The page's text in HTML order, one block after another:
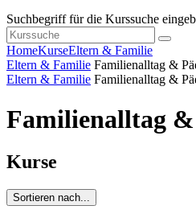
Suchbegriff für die Kurssuche
HomeKurseEltern & Familie
Eltern & Familie Familienalltag &
Eltern & Familie Familienalltag &
Familienalltag
Kurse
Sortieren nach...